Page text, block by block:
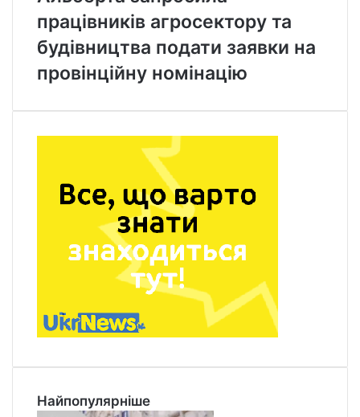
працівників агросектору та
будівництва подати заявки на
провінційну номінацію
Найпопулярніше